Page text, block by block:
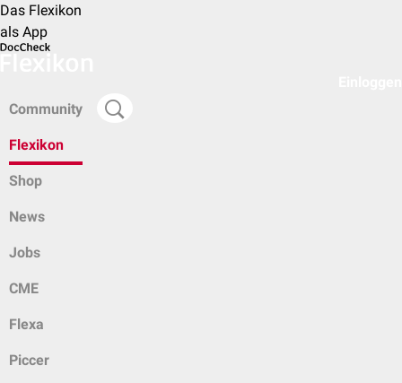
Das Flexikon
als App
Community
Flexikon
Shop
News
Jobs
CME
Flexa
Piccer